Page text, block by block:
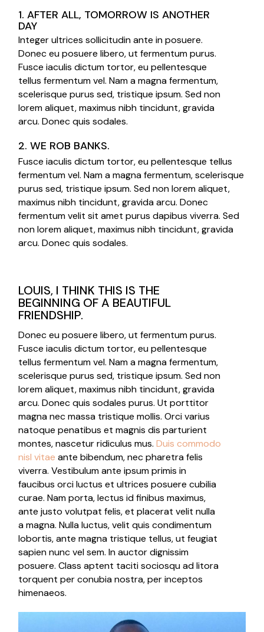
1. AFTER ALL, TOMORROW IS ANOTHER
DAY
Integer ultrices sollicitudin ante in posuere.
Donec eu posuere libero, ut fermentum purus.
Fusce iaculis dictum tortor, eu pellentesque
tellus fermentum vel. Nam a magna fermentum,
scelerisque purus sed, tristique ipsum. Sed non
lorem aliquet, maximus nibh tincidunt, gravida
arcu. Donec quis sodales.
2. WE ROB BANKS.
Fusce iaculis dictum tortor, eu pellentesque tellus
fermentum vel. Nam a magna fermentum, scelerisque
purus sed, tristique ipsum. Sed non lorem aliquet,
maximus nibh tincidunt, gravida arcu. Donec
fermentum velit sit amet purus dapibus viverra. Sed
non lorem aliquet, maximus nibh tincidunt, gravida
arcu. Donec quis sodales.
LOUIS, I THINK THIS IS THE
BEGINNING OF A BEAUTIFUL
FRIENDSHIP.
Donec eu posuere libero, ut fermentum purus.
Fusce iaculis dictum tortor, eu pellentesque
tellus fermentum vel. Nam a magna fermentum,
scelerisque purus sed, tristique ipsum. Sed non
lorem aliquet, maximus nibh tincidunt, gravida
arcu. Donec quis sodales purus. Ut porttitor
magna nec massa tristique mollis. Orci varius
natoque penatibus et magnis dis parturient
montes, nascetur ridiculus mus. Duis commodo
nisl vitae ante bibendum, nec pharetra felis
viverra. Vestibulum ante ipsum primis in
faucibus orci luctus et ultrices posuere cubilia
curae. Nam porta, lectus id finibus maximus,
ante justo volutpat felis, et placerat velit nulla
a magna. Nulla luctus, velit quis condimentum
lobortis, ante magna tristique tellus, ut feugiat
sapien nunc vel sem. In auctor dignissim
posuere. Class aptent taciti sociosqu ad litora
torquent per conubia nostra, per inceptos
himenaeos.